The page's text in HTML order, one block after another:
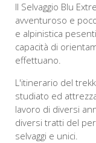
Il Selvaggio Blu
avventuroso e
e alpinistica
capacità di
effettuano.
L'itinerario del
studiato ed
lavoro di diversi
diversi tratti del
selvaggi e unici.